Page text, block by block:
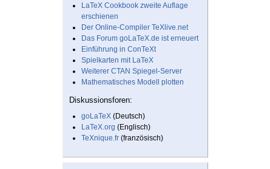
LaTeX Cookbook zweite Auflage
erschienen
Der Online-Compiler TeXlive.net
Das Forum goLaTeX.de ist erneuert
Einführung in ConTeXt
Spielkarten mit LaTeX
Weiterer CTAN Spiegel-Server
Mathematisches Modell plotten
Diskussionsforen:
goLaTeX (Deutsch)
LaTeX.org (Englisch)
TeXnique.fr (französisch)